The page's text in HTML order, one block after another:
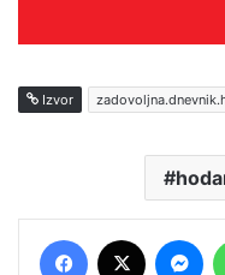
Izvor
Facebook